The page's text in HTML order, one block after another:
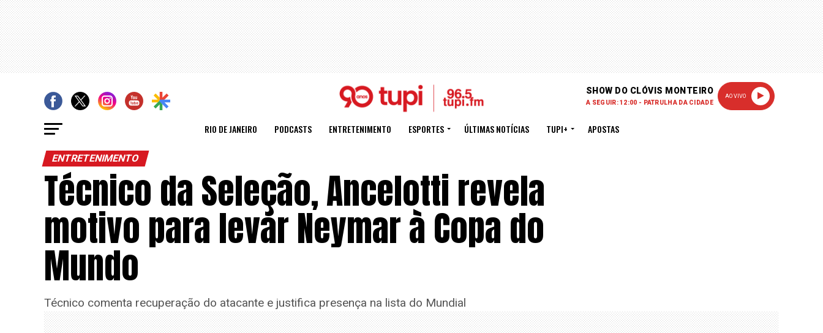
SHOW DO CLÓVIS MONTEIRO
A SEGUIR: 12:00 - PATRULHA DA CIDADE
AO VIVO
RIO DE JANEIRO PODCASTS ENTRETENIMENTO ESPORTES ÚLTIMAS NOTÍCIAS TUPI+ APOSTAS
ENTRETENIMENTO
Técnico da Seleção, Ancelotti revela
motivo para levar Neymar à Copa do
Mundo
Técnico comenta recuperação do atacante e justifica presença na lista do Mundial